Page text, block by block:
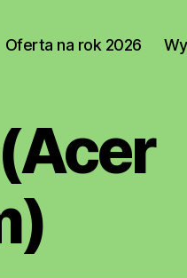
Oferta na rok 2026